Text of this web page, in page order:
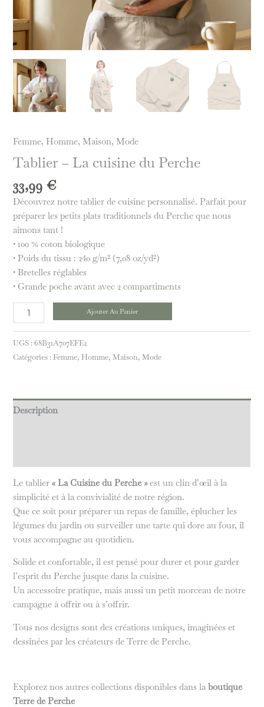
Femme, Homme,Maison,Mode
Tablier – La cuisine du Perche
33,99 €
Découvrez notre tablier de cuisine personnalisé. Parfait pour
préparer les petits plats traditionnels du Perche que nous
aimons tant !
• 100 % coton biologique
• Poids du tissu : 240 g/m² (7,08 oz/yd²)
• Bretelles réglables
• Grande poche avant avec 2 compartiments
Ajouter Au Panier
UGS :68B31A707EFE2
Catégories : Femme, Homme,Maison,Mode
Description
Le tablier« La Cuisine du Perche »est un clin d’œil à la
simplicité et à la convivialité de notre région.
Que ce soit pour préparer un repas de famille, éplucher les
légumes du jardin ou surveiller une tarte qui dore au four, il
vous accompagne au quotidien.
Solide et confortable, il est pensé pour durer et pour garder
l’esprit du Perche jusque dans la cuisine.
Un accessoire pratique, mais aussi un petit morceau de notre
campagne à offrir ou à s’offrir.
Tous nos designs sont des créations uniques, imaginées et
dessinées par les créateurs de Terre de Perche.
Explorez nos autres collections disponibles dans laboutique
Terre de Perche